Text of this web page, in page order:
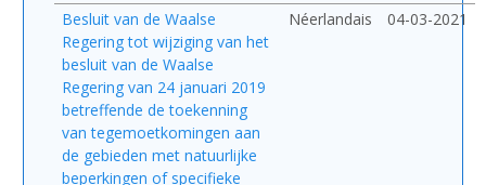
Besluit van de Waalse
Regering tot wijziging van het
besluit van de Waalse
Regering van 24 januari 2019
betreffende de toekenning
van tegemoetkomingen aan
de gebieden met natuurlijke
beperkingen of specifieke
Néerlandais 04-03-2021